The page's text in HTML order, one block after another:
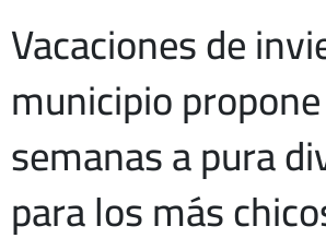
Vacaciones de
municipio
semanas a pura
para los más